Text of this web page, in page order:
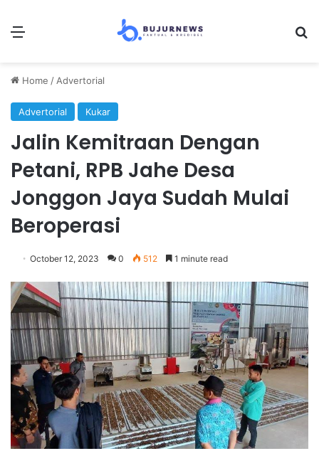
Menu
Home / Advertorial
Advertorial Kukar
Jalin Kemitraan Dengan
Petani, RPB Jahe Desa
Jonggon Jaya Sudah Mulai
Beroperasi
October 12, 2023 0 512 1 minute read